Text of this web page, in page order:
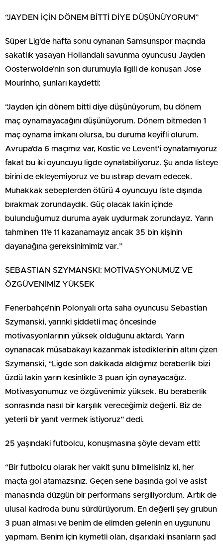
“JAYDEN İÇİN DÖNEM BİTTİ DİYE DÜŞÜNÜYORUM”
Süper Lig’de hafta sonu oynanan Samsunspor maçında
sakatlık yaşayan Hollandalı savunma oyuncusu Jayden
Oosterwolde’nin son durumuyla ilgili de konuşan Jose
Mourinho, şunları kaydetti:
“Jayden için dönem bitti diye düşünüyorum, bu dönem
maç oynamayacağını düşünüyorum. Dönem bitmeden 1
maç oynama imkanı olursa, bu duruma keyifli olurum.
Avrupa’da 6 maçımız var, Kostic ve Levent’i oynatamıyoruz
fakat bu iki oyuncuyu ligde oynatabiliyoruz. Şu anda listeye
birini de ekleyemiyoruz ve bu ıstırap devam edecek.
Muhakkak sebeplerden ötürü 4 oyuncuyu liste dışında
bırakmak zorundaydık. Güç olacak lakin içinde
bulunduğumuz duruma ayak uydurmak zorundayız. Yarın
tahminen 11’e 11 kazanamayız ancak 35 bin kişinin
dayanağına gereksinimimiz var.”
SEBASTIAN SZYMANSKI: MOTİVASYONUMUZ VE
ÖZGÜVENİMİZ YÜKSEK
Fenerbahçe’nin Polonyalı orta saha oyuncusu Sebastian
Szymanski, yarınki şiddetli maç öncesinde
motivasyonlarının yüksek olduğunu aktardı. Yarın
oynanacak müsabakayı kazanmak istediklerinin altını çizen
Szymanski, “Ligde son dakikada aldığımız beraberlik bizi
üzdü lakin yarın kesinlikle 3 puan için oynayacağız.
Motivasyonumuz ve özgüvenimiz yüksek. Bu beraberlik
sonrasında nasıl bir karşılık vereceğimiz değerli. Biz de
yeterli bir yanıt vermek istiyoruz” dedi.
25 yaşındaki futbolcu, konuşmasına şöyle devam etti:
“Bir futbolcu olarak her vakit şunu bilmelisiniz ki, her
maçta gol atamazsınız. Geçen sene başında gol ve asist
manasında düzgün bir performans sergiliyordum. Artık de
ulusal kadroda bunu sürdürüyorum. En değerli şey grubun
3 puan alması ve benim de elimden gelenin en uygununu
yapmam. Benim için kıymetli olan, dışarıdaki insanların şad